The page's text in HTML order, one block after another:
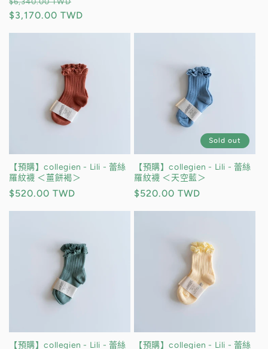
價
價
$3,170.00 TWD
【預購】collegien - Lili - 蕾絲
羅紋襪 ＜薑餅褐＞
定
$520.00 TWD
Sold out
【預購】collegien - Lili - 蕾絲
羅紋襪 ＜天空藍＞
定
$520.00 TWD
【預購】collegien - Lili - 蕾絲
【預購】collegien - Lili - 蕾絲